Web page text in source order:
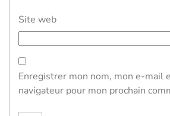
Site web
Enregistrer mon nom, mon e-mail
navigateur pour mon prochain